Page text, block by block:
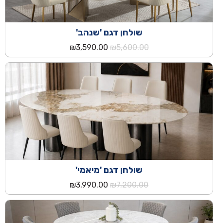
שולחן דגם 'שנהב'
₪5,600.00
המחיר
המקורי
היה:
₪5,600.00.
₪3,590.00
הנוכחי
הוא:
₪3,590.00.
שולחן דגם 'מיאמי'
₪7,200.00
המחיר
המקורי
היה:
₪7,200.00.
₪3,990.00
הנוכחי
הוא:
₪3,990.00.